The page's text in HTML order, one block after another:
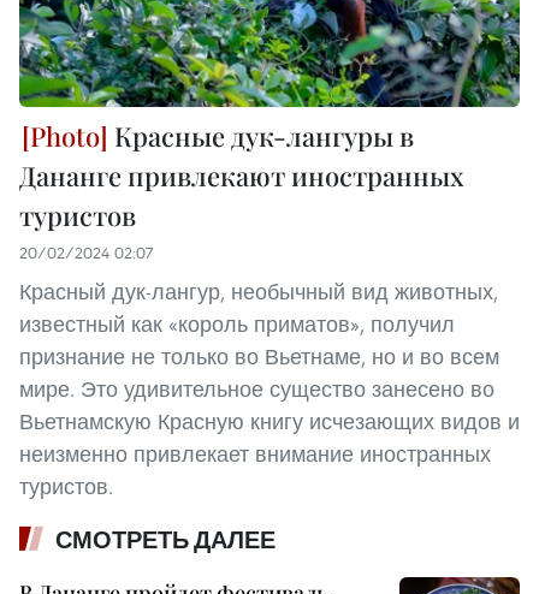
Красные дук-лангуры в
Дананге привлекают иностранных
туристов
20/02/2024 02:07
Красный дук-лангур, необычный вид животных,
известный как «король приматов», получил
признание не только во Вьетнаме, но и во всем
мире. Это удивительное существо занесено во
Вьетнамскую Красную книгу исчезающих видов и
неизменно привлекает внимание иностранных
туристов.
СМОТРЕТЬ ДАЛЕЕ